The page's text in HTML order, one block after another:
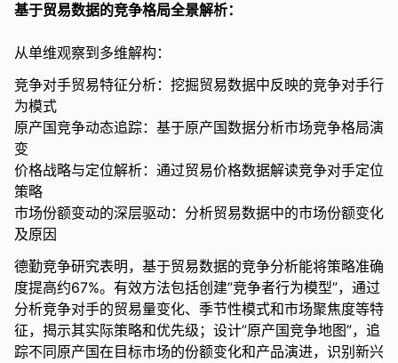
基于贸易数据的竞争格局全景解析：
从单维观察到多维解构：
竞争对手贸易特征分析：挖掘贸易数据中反映的竞争对手行
为模式
原产国竞争动态追踪：基于原产国数据分析市场竞争格局演
变
价格战略与定位解析：通过贸易价格数据解读竞争对手定位
策略
市场份额变动的深层驱动：分析贸易数据中的市场份额变化
及原因
德勤竞争研究表明，基于贸易数据的竞争分析能将策略准确
度提高约67%。有效方法包括创建”竞争者行为模型”，通过
分析竞争对手的贸易量变化、季节性模式和市场聚焦度等特
征，揭示其实际策略和优先级；设计”原产国竞争地图”，追
踪不同原产国在目标市场的份额变化和产品演进，识别新兴